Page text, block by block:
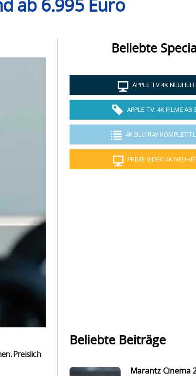
ab 6.995 Euro
Preislich
Beliebte
APPLE TV 4K
APPLE TV: 4K FILME AB
4K BLU-RAY
PRIME VIDEO 4K
Beliebte Beiträge
Marantz Cinema